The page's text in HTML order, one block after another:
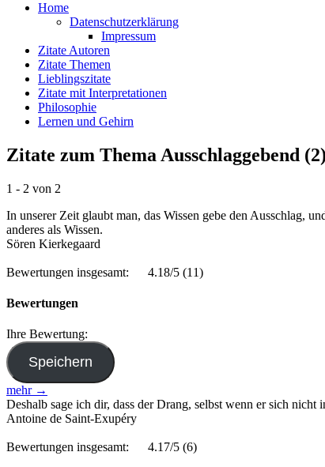
Home
Datenschutzerklärung
Impressum
Zitate Autoren
Zitate Themen
Lieblingszitate
Zitate mit Interpretationen
Philosophie
Lernen und Gehirn
Zitate zum Thema Ausschlaggebend (2)
1 - 2 von 2
In unserer Zeit glaubt man, das Wissen gebe den Ausschlag,
anderes als Wissen.
Sören Kierkegaard
Bewertungen insgesamt: 4.18/5 (11)
Bewertungen
Ihre Bewertung:
mehr →
Deshalb sage ich dir, dass der Drang, selbst wenn er sich
Antoine de Saint-Exupéry
Bewertungen insgesamt: 4.17/5 (6)